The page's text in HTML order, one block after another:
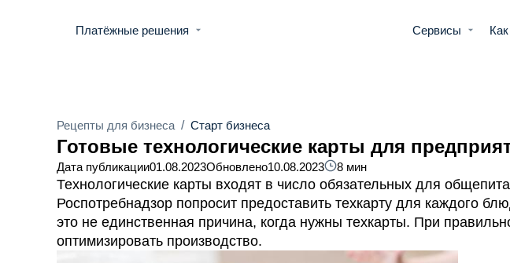
Платёжные решения Сервисы
Рецепты для бизнеса / Старт бизнеса
Готовые технологические карты для
Дата публикации01.08.2023Обновлено10.08.2023 8 мин
Технологические карты входят в число обязательных для
Роспотребнадзор попросит предоставить техкарту для каждого
это не единственная причина, когда нужны техкарты. При
оптимизировать производство.